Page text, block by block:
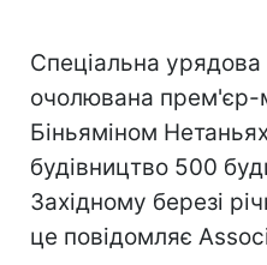
Спеціальна урядова
очолювана прем'єр-
Біньяміном
будівництво 500
Західному березі
це повідомляє